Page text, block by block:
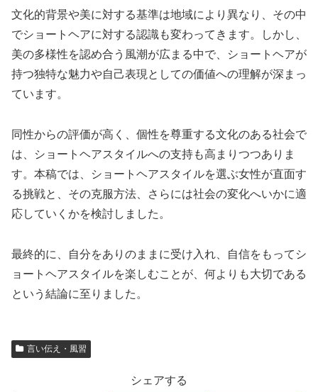
文化的背景や美に対する基準は地域により異なり、その中
でショートヘアに対する認識も変わってきます。しかし、
美の多様性を認め合う風潮が広まる中で、ショートヘアが
持つ独特な魅力や自己表現としての価値への理解が深まっ
ています。
同性からの評価が高く、個性を尊重する文化のある社会で
は、ショートヘアスタイルへの支持も高まりつつありま
す。本稿では、ショートヘアスタイルを選ぶ女性が直面す
る挑戦と、その克服方法、さらには社会の変化へいかに適
応していくかを検討しました。
最終的に、自分をありのままに受け入れ、自信をもってシ
ョートヘアスタイルを楽しむことが、何よりも大切である
という結論に至りました。
言い伝え・風習
シェアする